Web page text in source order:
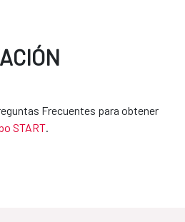
Frecuentes para obtener
START.